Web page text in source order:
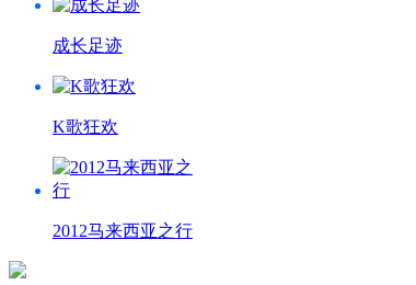
成长足迹
K歌狂欢
2012马来西亚之行